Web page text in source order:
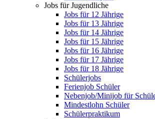
Jobs für Jugendliche
Jobs für 12 Jährige
Jobs für 13 Jährige
Jobs für 14 Jährige
Jobs für 15 Jährige
Jobs für 16 Jährige
Jobs für 17 Jährige
Jobs für 18 Jährige
Schülerjobs
Ferienjob Schüler
Nebenjob/Minijob für
Mindestlohn Schüler
Schülerpraktikum